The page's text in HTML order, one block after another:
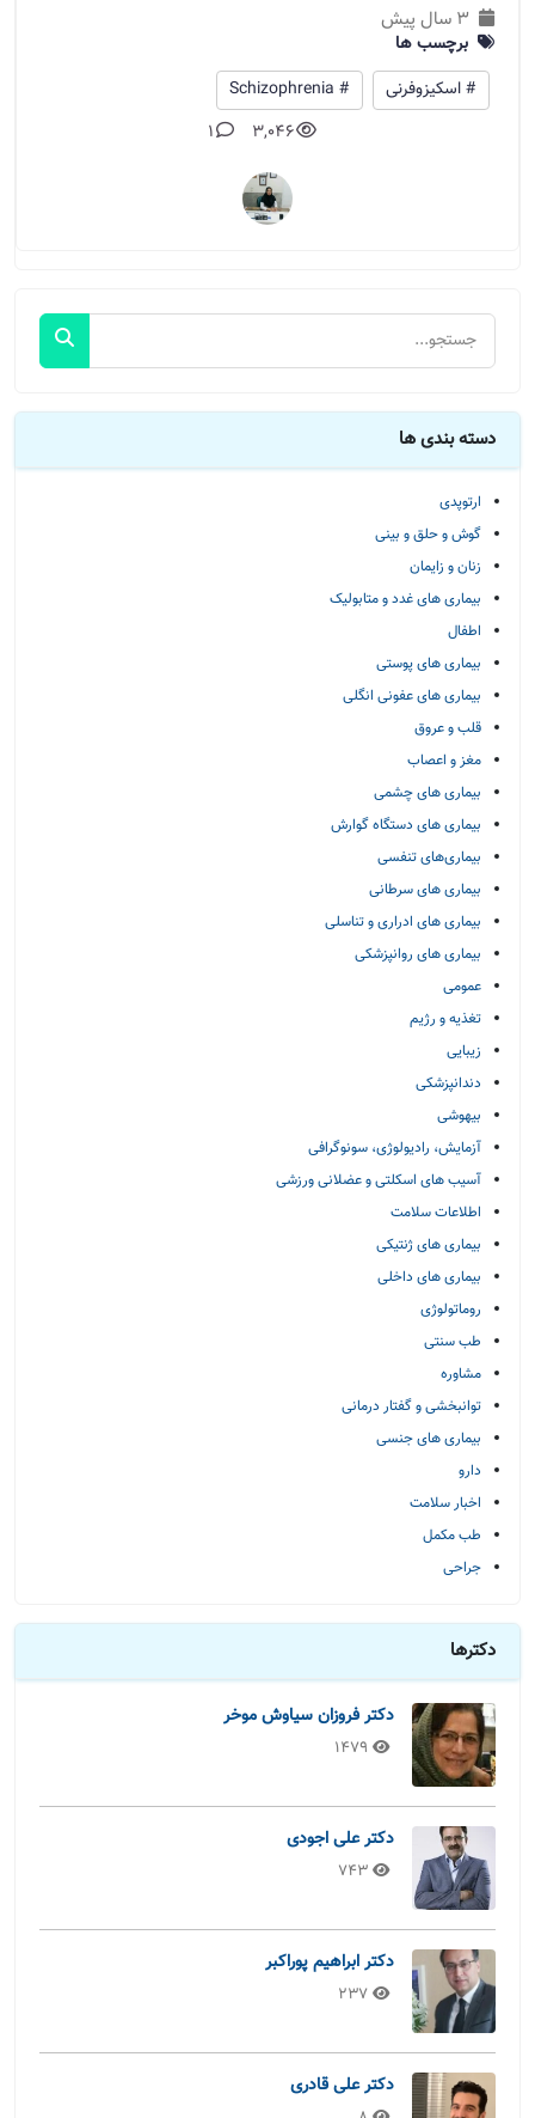
3 سال پیش
برچسب ها
# اسکیزوفرنی
# Schizophrenia
3,046
1
دسته بندی ها
ارتوپدی
گوش و حلق و بینی
زنان و زایمان
بیماری های غدد و متابولیک
اطفال
بیماری های پوستی
بیماری های عفونی انگلی
قلب و عروق
مغز و اعصاب
بیماری های چشمی
بیماری های دستگاه گوارش
بیماری‌های تنفسی
بیماری های سرطانی
بیماری های ادراری و تناسلی
بیماری های روانپزشکی
عمومی
تغذیه و رژیم
زیبایی
دندانپزشکی
بیهوشی
آزمایش، رادیولوژی، سونوگرافی
آسیب های اسکلتی و عضلانی ورزشی
اطلاعات سلامت
بیماری های ژنتیکی
بیماری های داخلی
روماتولوژی
طب سنتی
مشاوره
توانبخشی و گفتار درمانی
بیماری های جنسی
دارو
اخبار سلامت
طب مکمل
جراحی
دکترها
دکتر فروزان سیاوش موخر
1479
دکتر علی اجودی
743
دکتر ابراهیم پوراکبر
237
دکتر علی قادری